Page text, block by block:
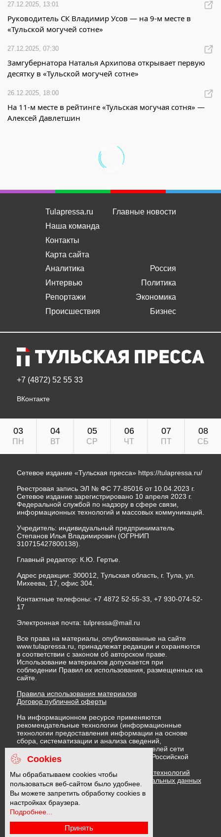
27.12.2025, 13:01
Руководитель СК Владимир Усов — на 9-м месте в
«Тульской могучей сотне»
27.12.2025, 07:30
Замгубернатора Наталья Архипова открывает первую
десятку в «Тульской могучей сотне»
26.12.2025, 18:00
На 11-м месте в рейтинге «Тульская могучая сотня» —
Алексей Давлетшин
Tulapressa.ru
Наша команда
Контакты
Карта сайта
Главные новости
Аналитика
Интервью
Репортажи
Происшествия
Россия
Политика
Экономика
Бизнес
+7 (4872) 52 55 33
ВКонтакте
03
ПН
04
ВТ
05
СР
06
ЧТ
07
ПТ
08
СБ
Сетевое издание «Тульская пресса» https://tulapressa.ru/
Реестровая запись ЭЛ № ФС 77-85016 от 10.04.2023 г.
Сетевое издание зарегистрировано 10 апреля 2023 г.
Федеральной службой по надзору в сфере связи,
информационных технологий и массовых коммуникаций.
Учредитель: индивидуальный предприниматель
Степанов Илья Владимирович (ОГРНИП
310715427800138).
Главный редактор: К.Ю. Гертье.
Адрес редакции: 300012, Тульская область, г. Тула, ул.
Михеева, 17, офис 304.
Контактные телефоны: +7 4872 52-55-33, +7 930-074-52-
17
Электронная почта: tulpressa@mail.ru
Все права на материалы, опубликованные на сайте
www.tulapressa.ru, принадлежат редакции и охраняются
в соответствии с законом об авторском праве.
Использование материалов допускается при
соблюдении Правил их использования, размещенных на
сайте.
Правила использования материалов
Договор публичной оферты
На информационном ресурсе применяются
рекомендательные технологии (информационные
технологии предоставления информации на основе
сбора, систематизации и анализа сведений,
относящихся к предпочтениям пользователей сети
"Интернет", находящихся на территории Российской
Федерации)
Правила применения рекомендательных технологий
Политика в отношении обработки персональных данных
Политика обработки файлов cookie
16 +
Cookies
Мы обрабатываем cookies чтобы
пользоваться веб-сайтом было удобнее.
Вы можете запретить обработку cookies в
настройках браузера.
Подробнее...
Принять